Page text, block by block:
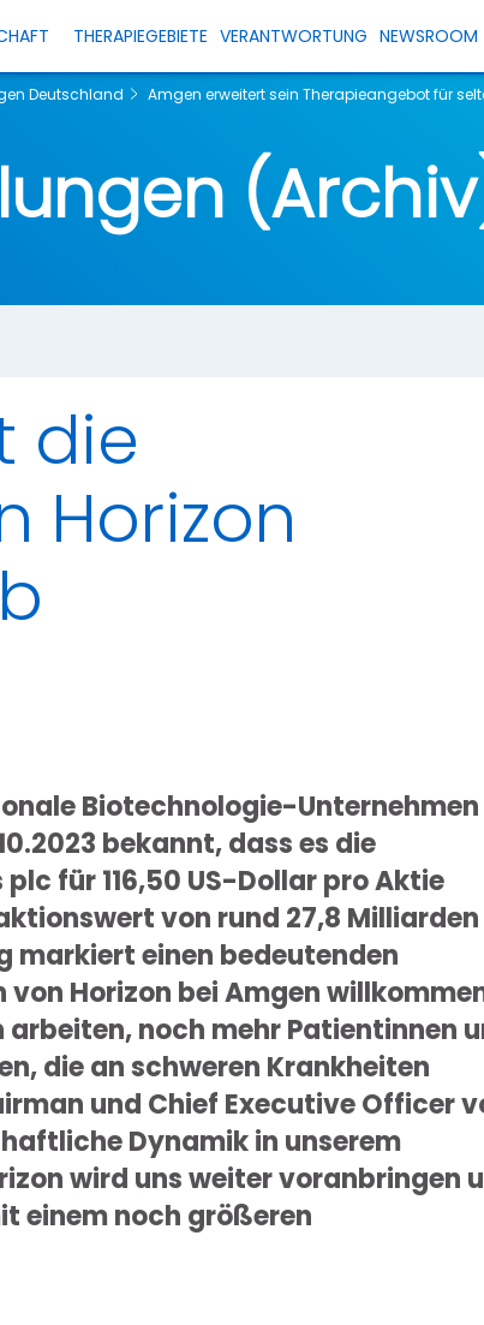
THERAPIEGEBIETE VERANTWORTUNG NEWSROOM
Deutschland Amgen erweitert sein Therapieangebot für
die
Horizon
Biotechnologie-Unternehmen
bekannt, dass es die
für 116,50 US-Dollar pro Aktie
von rund 27,8 Milliarden
markiert einen bedeutenden
Horizon bei Amgen
noch mehr Patientinnen
die an schweren Krankheiten
und Chief Executive Officer
Dynamik in unserem
wird uns weiter voranbringen
einem noch größeren